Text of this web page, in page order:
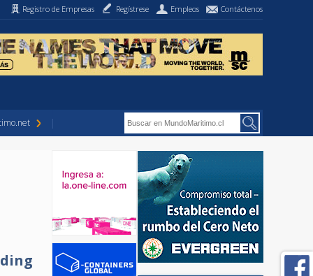
Registro de Empresas Regístrese Empleos Contáctenos